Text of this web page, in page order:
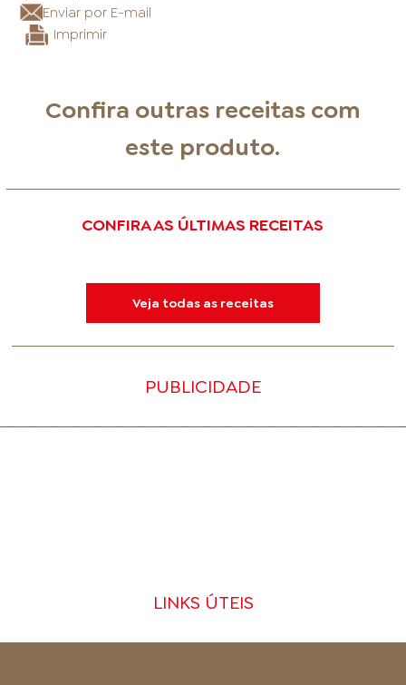
Enviar por E-mail
Imprimir
Confira outras receitas com
este produto.
CONFIRA AS ÚLTIMAS RECEITAS
Veja todas as receitas
PUBLICIDADE
LINKS ÚTEIS